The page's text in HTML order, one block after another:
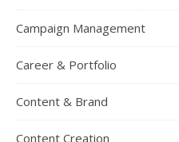
Campaign Management
Career & Portfolio
Content & Brand
Content Creation